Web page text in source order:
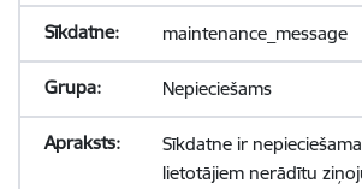
maintenance_message
Nepieciešams
Sīkdatne ir
lietotājiem nerādītu